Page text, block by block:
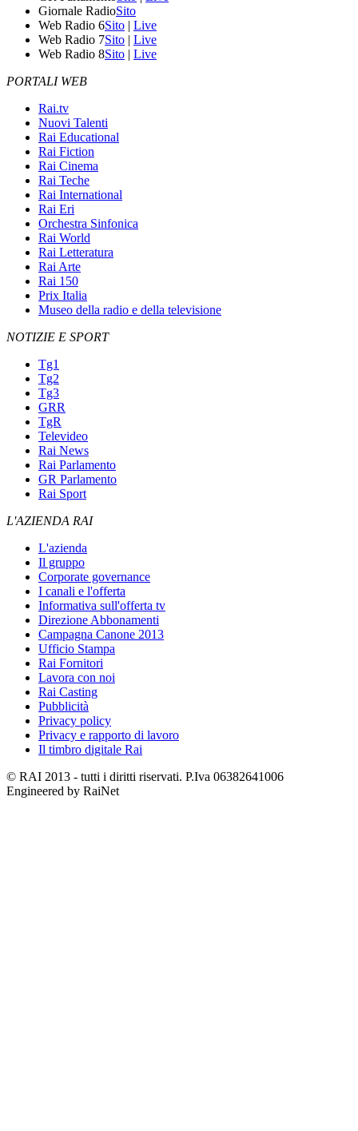
Giornale RadioSito
Web Radio 6Sito | Live
Web Radio 7Sito | Live
Web Radio 8Sito | Live
PORTALI WEB
Rai.tv
Nuovi Talenti
Rai Educational
Rai Fiction
Rai Cinema
Rai Teche
Rai International
Rai Eri
Orchestra Sinfonica
Rai World
Rai Letteratura
Rai Arte
Rai 150
Prix Italia
Museo della radio e della televisione
NOTIZIE E SPORT
Tg1
Tg2
Tg3
GRR
TgR
Televideo
Rai News
Rai Parlamento
GR Parlamento
Rai Sport
L'AZIENDA RAI
L'azienda
Il gruppo
Corporate governance
I canali e l'offerta
Informativa sull'offerta tv
Direzione Abbonamenti
Campagna Canone 2013
Ufficio Stampa
Rai Fornitori
Lavora con noi
Rai Casting
Pubblicità
Privacy policy
Privacy e rapporto di lavoro
Il timbro digitale Rai
© RAI 2013 - tutti i diritti riservati. P.Iva 06382641006
Engineered by RaiNet